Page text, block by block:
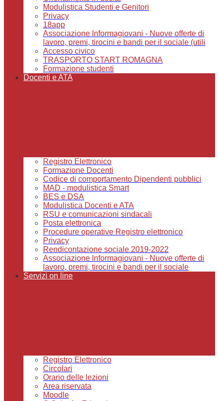
Modulistica Studenti e Genitori
Privacy
18app
Associazione Informagiovani - Nuove offerte di
lavoro, premi, tirocini e bandi per il sociale (utili
Accesso civico
TRASPORTO START ROMAGNA
Formazione studenti
Docenti e ATA
Registro Elettronico
Formazione Docenti
Codice di comportamento Dipendenti pubblici
MAD - modulistica Smart
BES e DSA
Modulistica Docenti e ATA
RSU e comunicazioni sindacali
Posta elettronica
Procedure operative Registro elettronico
Privacy
Rendicontazione sociale 2019-2022
Associazione Informagiovani - Nuove offerte di
lavoro, premi, tirocini e bandi per il sociale
Servizi on line
Registro Elettronico
Circolari
Orario delle lezioni
Area riservata
Moodle